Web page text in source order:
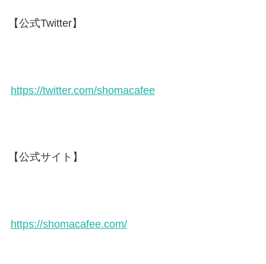
【公式Twitter】
https://twitter.com/shomacafee
【公式サイト】
https://shomacafee.com/